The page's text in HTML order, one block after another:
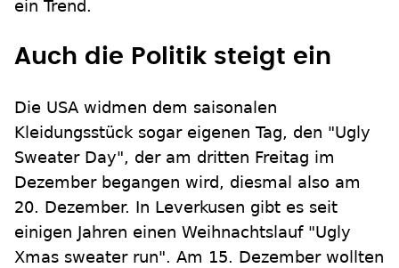
ein Trend.
Auch die Politik steigt ein
Die USA widmen dem saisonalen
Kleidungsstück sogar eigenen Tag, den "Ugly
Sweater Day", der am dritten Freitag im
Dezember begangen wird, diesmal also am
20. Dezember. In Leverkusen gibt es seit
einigen Jahren einen Weihnachtslauf "Ugly
Xmas sweater run". Am 15. Dezember wollten